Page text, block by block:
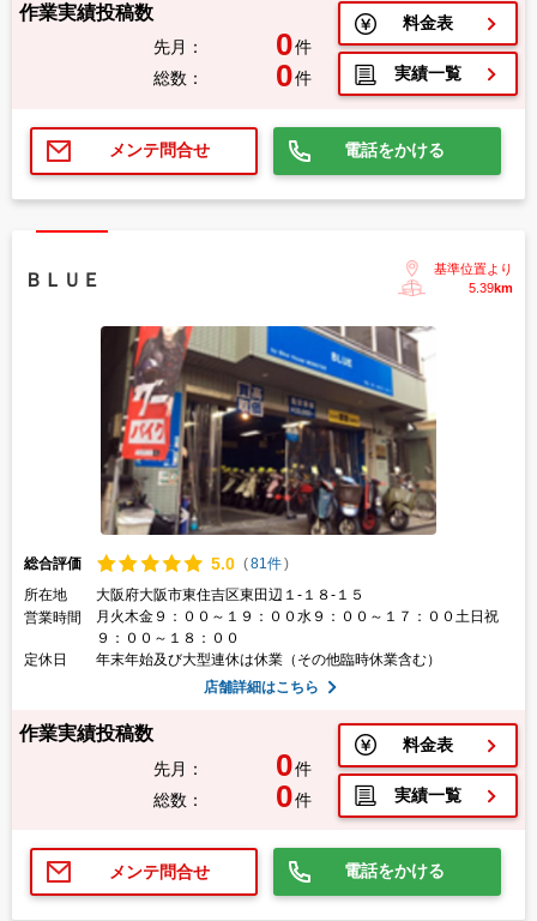
作業実績投稿数
先月： 0件
総数：
0件
料金表
実績一覧
メンテ問合せ 電話をかける
ＢＬＵＥ
基準位置より
5.39km
総合評価 5.0 (81件)
所在地
大阪府大阪市東住吉区東田辺１-１８-１５
営業時間
月火木金９：００～１９：００水９：００～１７：００土日祝
９：００～１８：００
定休日
年末年始及び大型連休は休業（その他臨時休業含む）
店舗詳細はこちら
作業実績投稿数
先月： 0件
総数：
0件
料金表
実績一覧
メンテ問合せ 電話をかける